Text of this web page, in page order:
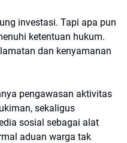
investasi. Tapi apa pun
ketentuan hukum.
dan kenyamanan
pengawasan aktivitas
sekaligus
sosial sebagai alat
aduan warga tak